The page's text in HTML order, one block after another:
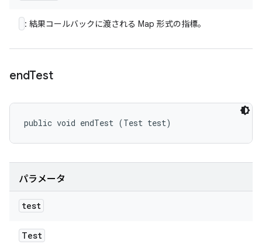
: 結果コールバックに渡される Map 形式の指標。
endTest
public void endTest (Test test)
パラメータ
test
Test